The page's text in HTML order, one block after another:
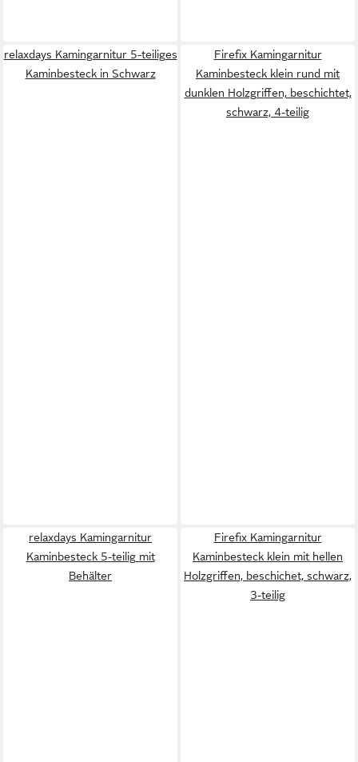
relaxdays Kamingarnitur 5-teiliges
Kaminbesteck in Schwarz
Firefix Kamingarnitur
Kaminbesteck klein rund mit
dunklen Holzgriffen, beschichtet,
schwarz, 4-teilig
relaxdays Kamingarnitur
Kaminbesteck 5-teilig mit
Behälter
Firefix Kamingarnitur
Kaminbesteck klein mit hellen
Holzgriffen, beschichet, schwarz,
3-teilig